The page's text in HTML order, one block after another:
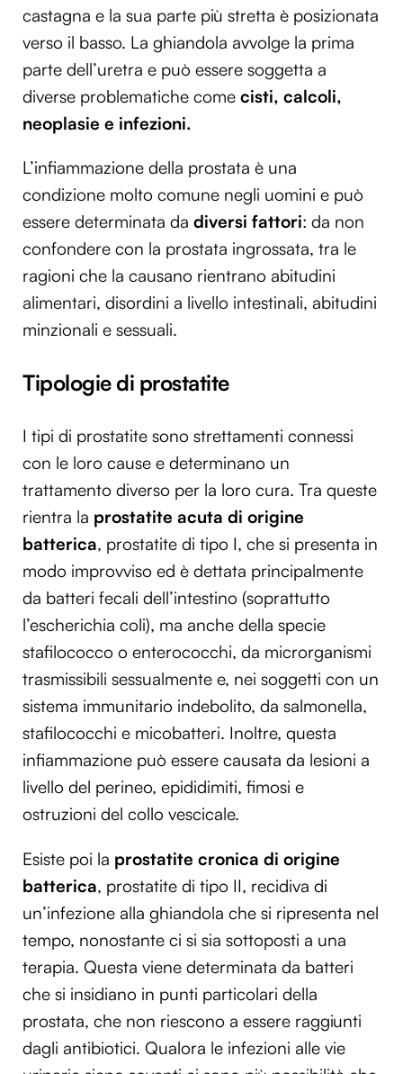
castagna e la sua parte più stretta è posizionata
verso il basso. La ghiandola avvolge la prima
parte dell’uretra e può essere soggetta a
diverse problematiche come cisti, calcoli,
neoplasie e infezioni.
L’infiammazione della prostata è una
condizione molto comune negli uomini e può
essere determinata da diversi fattori: da non
confondere con la prostata ingrossata, tra le
ragioni che la causano rientrano abitudini
alimentari, disordini a livello intestinali, abitudini
minzionali e sessuali.
Tipologie di prostatite
I tipi di prostatite sono strettamenti connessi
con le loro cause e determinano un
trattamento diverso per la loro cura. Tra queste
rientra la prostatite acuta di origine
batterica, prostatite di tipo I, che si presenta in
modo improvviso ed è dettata principalmente
da batteri fecali dell’intestino (soprattutto
l’escherichia coli), ma anche della specie
stafilococco o enterococchi, da microrganismi
trasmissibili sessualmente e, nei soggetti con un
sistema immunitario indebolito, da salmonella,
stafilococchi e micobatteri. Inoltre, questa
infiammazione può essere causata da lesioni a
livello del perineo, epididimiti, fimosi e
ostruzioni del collo vescicale.
Esiste poi la prostatite cronica di origine
batterica, prostatite di tipo II, recidiva di
un’infezione alla ghiandola che si ripresenta nel
tempo, nonostante ci si sia sottoposti a una
terapia. Questa viene determinata da batteri
che si insidiano in punti particolari della
prostata, che non riescono a essere raggiunti
dagli antibiotici. Qualora le infezioni alle vie